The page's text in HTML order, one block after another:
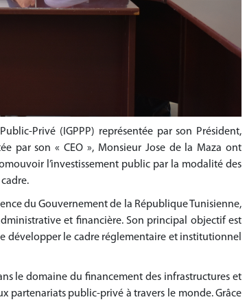
Privé (IGPPP) représentée par son Président,
par son « CEO », Monsieur Jose de la Maza ont
l’investissement public par la modalité des
du Gouvernement de la République Tunisienne,
et financière. Son principal objectif est
développer le cadre réglementaire et institutionnel
le domaine du financement des infrastructures et
partenariats public-privé à travers le monde. Grâce